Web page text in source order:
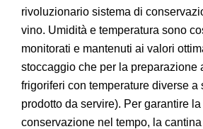
rivoluzionario sistema di
vino. Umidità e temperatura sono
monitorati e mantenuti ai valori
stoccaggio che per la preparazione
frigoriferi con temperature diverse a
prodotto da servire). Per garantire la
conservazione nel tempo, la